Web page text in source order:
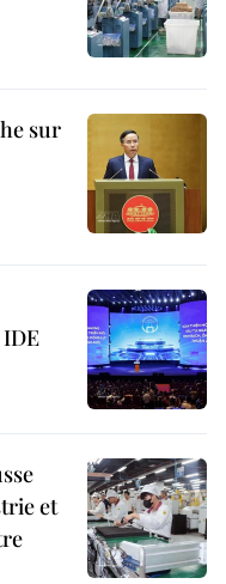
sur
et